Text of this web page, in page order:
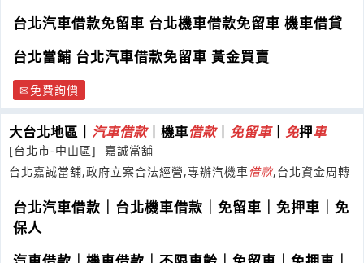
台北汽車借款免留車 台北機車借款免留車 機車借貸
台北當鋪 台北汽車借款免留車 黃金買賣
免費詢價
大台北地區｜ 汽車借款｜機車借款｜ 免留車｜ 免押車
[台北市-中山區]
嘉誠當舖
台北嘉誠當舖,政府立案合法經營,專辦汽機車 借款,台北資金周轉
台北汽車借款｜台北機車借款｜免留車｜免押車｜免
保人